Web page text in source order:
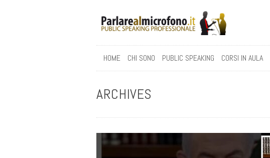
HOME CHI SONO PUBLIC SPEAKING CORSI IN AULA
ARCHIVES